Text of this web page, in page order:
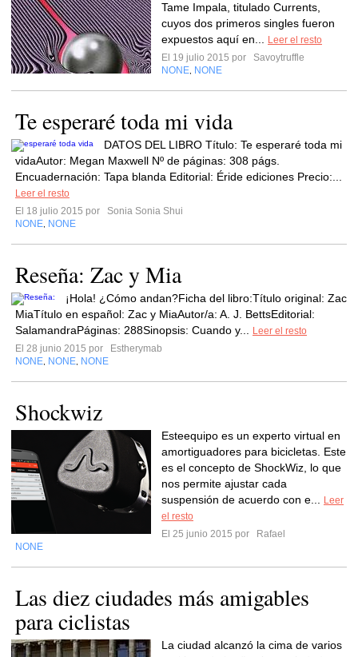
Tame Impala, titulado Currents,
cuyos dos primeros singles fueron
expuestos aquí en...
Leer el resto
El 19 julio 2015 por
Savoytruffle
NONE NONE
Te esperaré toda mi vida
DATOS DEL LIBRO Título: Te esperaré toda mi
vidaAutor: Megan Maxwell Nº de páginas: 308 págs.
Encuadernación: Tapa blanda Editorial: Éride ediciones Precio:...
Leer el resto
El 18 julio 2015 por
Sonia Sonia Shui
NONE NONE
Reseña: Zac y Mia
¡Hola! ¿Cómo andan?Ficha del libro:Título original: Zac
MiaTítulo en español: Zac y MiaAutor/a: A. J. BettsEditorial:
SalamandraPáginas: 288Sinopsis: Cuando y...
Leer el resto
El 28 junio 2015 por
Estherymab
NONE NONE NONE
Shockwiz
Esteequipo es un experto virtual en
amortiguadores para bicicletas. Este
es el concepto de ShockWiz, lo que
nos permite ajustar cada
suspensión de acuerdo con e...
Leer
el resto
El 25 junio 2015 por
Rafael
NONE
Las diez ciudades más amigables
para ciclistas
La ciudad alcanzó la cima de varios